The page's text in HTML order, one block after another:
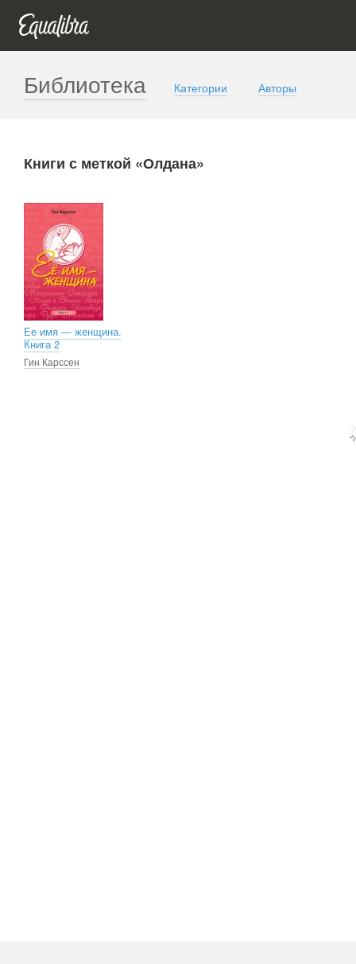
Библиотека Категории Авторы
Книги с меткой «Олдана»
Ее имя — женщина.
Книга 2
Гин Карссен